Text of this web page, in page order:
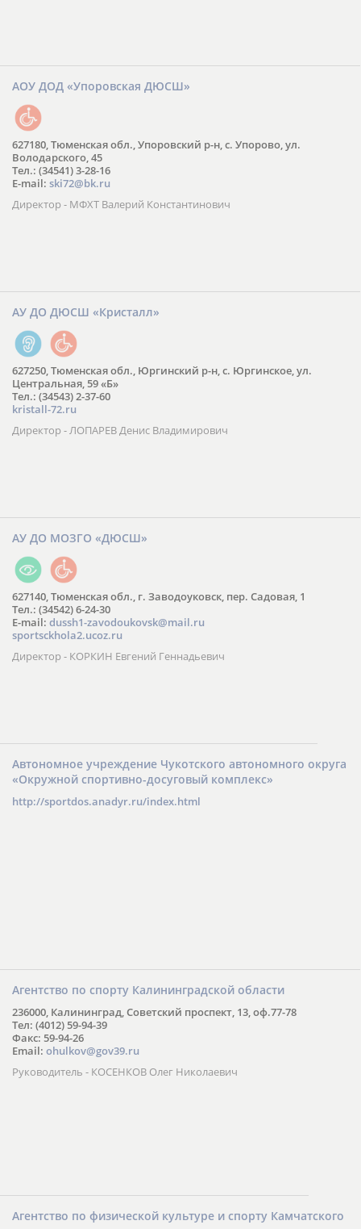
АОУ ДОД «Упоровская ДЮСШ»
627180, Тюменская обл., Упоровский р-н, с. Упорово, ул.
Володарского, 45
Тел.: (34541) 3-28-16
E-mail: ski72@bk.ru
Директор - МФХТ Валерий Константинович
АУ ДО ДЮСШ «Кристалл»
627250, Тюменская обл., Юргинский р-н, с. Юргинское, ул.
Центральная, 59 «Б»
Тел.: (34543) 2-37-60
kristall-72.ru
Директор - ЛОПАРЕВ Денис Владимирович
АУ ДО МОЗГО «ДЮСШ»
627140, Тюменская обл., г. Заводоуковск, пер. Садовая, 1
Тел.: (34542) 6-24-30
​E-mail: dussh1-zavodoukovsk@mail.ru
sportsckhola2.ucoz.ru
Директор - КОРКИН Евгений Геннадьевич
Автономное учреждение Чукотского автономного округа
«Окружной спортивно-досуговый комплекс»
http://sportdos.anadyr.ru/index.html
Агентство по спорту Калининградской области
236000, Калининград, Советский проспект, 13, оф.77-78
Тел: (4012) 59-94-39
Факс: 59-94-26
Email: ohulkov@gov39.ru
Руководитель - КОСЕНКОВ Олег Николаевич
Агентство по физической культуре и спорту Камчатского